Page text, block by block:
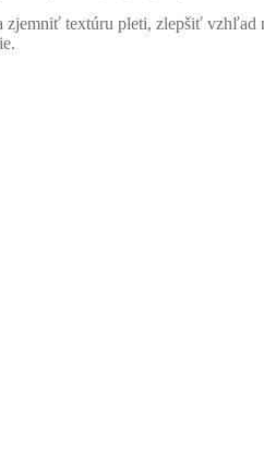
zjemniť textúru pleti, zlepšiť